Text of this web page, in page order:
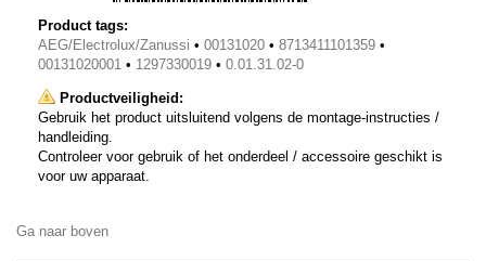
Product tags:
AEG/Electrolux/Zanussi • 00131020 • 8713411101359 •
00131020001 • 1297330019 • 0.01.31.02-0
Productveiligheid:
Gebruik het product uitsluitend volgens de montage-instructies /
handleiding.
Controleer voor gebruik of het onderdeel / accessoire geschikt is
voor uw apparaat.
Ga naar boven